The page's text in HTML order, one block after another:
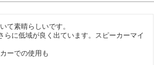
て素晴らしいです。
らに低域が良く出ています。スピーカーマイ
ーでの使用も